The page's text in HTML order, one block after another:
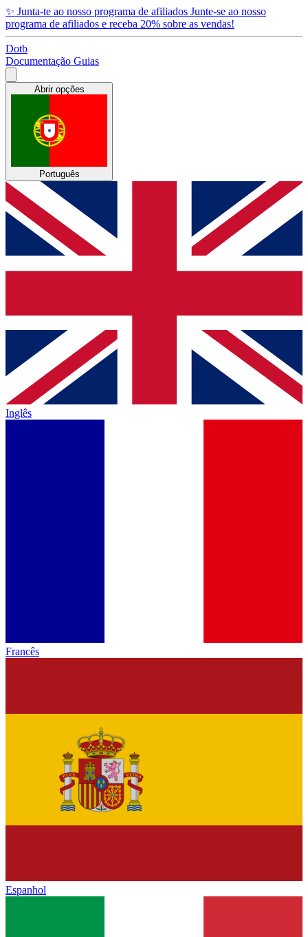
✨ Junta-te ao nosso programa de afiliados Junte-se ao nosso
programa de afiliados e receba 20% sobre as vendas!
Dotb
Documentação Guias
Abrir opções
Português
Inglês
Francês
Espanhol